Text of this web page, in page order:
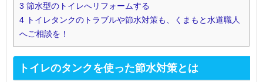
3 節水型のトイレへリフォームする
4 トイレタンクのトラブルや節水対策も、くまもと水道職人
へご相談を！
トイレのタンクを使った節水対策とは